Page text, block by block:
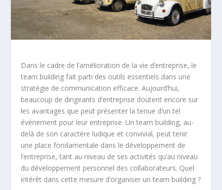
Dans le cadre de l’amélioration de la vie d’entreprise, le
team building fait parti des outils essentiels dans une
stratégie de communication efficace. Aujourd’hui,
beaucoup de dirigeants d’entreprise doutent encore sur
les avantages que peut présenter la tenue d’un tel
événement pour leur entreprise. Un team building, au-
delà de son caractère ludique et convivial, peut tenir
une place fondamentale dans le développement de
l’entreprise, tant au niveau de ses activités qu’au niveau
du développement personnel des collaborateurs. Quel
intérêt dans cette mesure d’organiser un team building ?